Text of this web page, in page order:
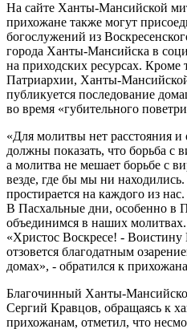
На сайте Ханты-Мансийской
прихожане также могут
богослужений из
города Ханты-Мансийска в
на приходских ресурсах. Кроме
Патриархии, Ханты-
публикуется последование
во время «губительного
«Для молитвы нет расстояния
должны показать, что борьба с
а молитва не мешает борьбе с
везде, где бы мы ни
простирается на каждого из нас.
В Пасхальные дни, особенно в
объединимся в наших молитвах.
«Христос Воскресе! - Воистину
отзовется благодатным
домах», - обратился к
Благочинный Ханты-
Сергий Кравцов, обращаясь к
прихожанам, отметил, что